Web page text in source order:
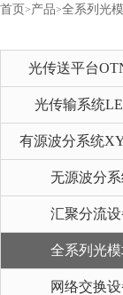
首页 >产品>全系列光
光传送平台
光传输系统
有源波分系统
无源波分
汇聚分流设
全系列光
网络交换